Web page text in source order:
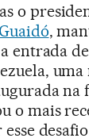
o
,
entrada
na
o mais